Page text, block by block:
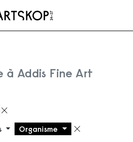
à Addis Fine Art
Supprimer le filtre
Organisme